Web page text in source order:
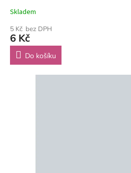
Skladem
5 Kč bez DPH
6 Kč
Do košíku